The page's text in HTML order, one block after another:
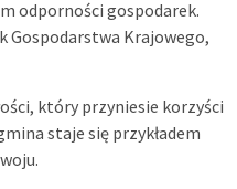
odporności gospodarek.
Gospodarstwa Krajowego,
który przyniesie korzyści
staje się przykładem